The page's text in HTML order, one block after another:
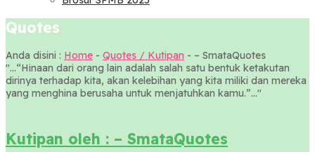
Quotes
Anda disini : Home - Quotes / Kutipan - – SmataQuotes
"...“Hinaan dari orang lain adalah salah satu bentuk ketakutan
dirinya terhadap kita, akan kelebihan yang kita miliki dan mereka
yang menghina berusaha untuk menjatuhkan kamu.”..."
Kutipan oleh : – SmataQuotes